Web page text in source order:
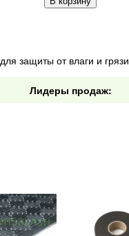
защиты от влаги и грязи
Лидеры продаж: